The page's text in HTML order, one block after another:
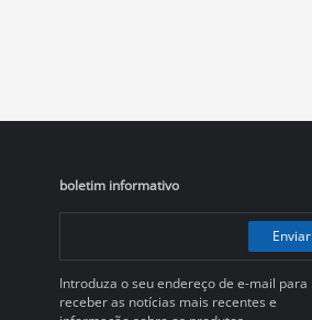
boletim informativo
Enviar
Introduza o seu endereço de e-mail para
receber as notícias mais recentes e